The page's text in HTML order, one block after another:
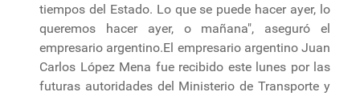
tiempos del Estado. Lo que se puede hacer ayer, lo
queremos hacer ayer, o mañana", aseguró el
empresario argentino.El empresario argentino Juan
Carlos López Mena fue recibido este lunes por las
futuras autoridades del Ministerio de Transporte y